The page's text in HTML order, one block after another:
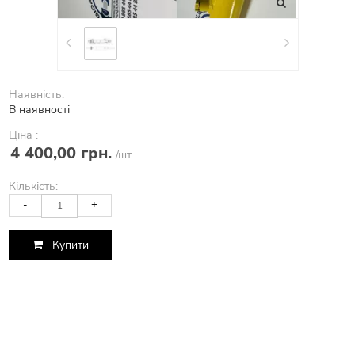
Наявність:
В наявності
Ціна :
4 400,00 грн. /шт
Кількість:
- +
Купити